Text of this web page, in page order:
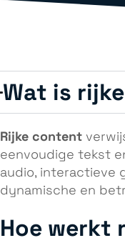
Wat is
Rijke content
eenvoudige tekst
audio, interactieve
dynamische en
Hoe werkt